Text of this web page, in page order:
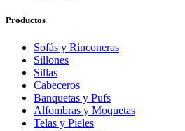
Productos
Sofás y Rinconeras
Sillones
Sillas
Cabeceros
Banquetas y Pufs
Alfombras y Moquetas
Telas y Pieles